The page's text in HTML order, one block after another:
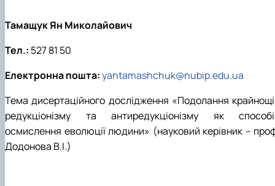
Тамащук Ян Миколайович
Тел.: 527 81 50
Електронна пошта:yantamashchuk@nubip.edu.ua
Тема дисертаційного дослідження «Подолання
редукціонізму та антиредукціонізму як
осмислення еволюції людини» (науковий керівник –
Додонова В.І.)